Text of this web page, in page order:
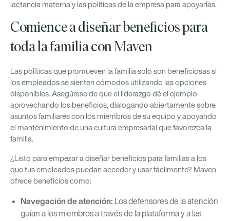
lactancia materna y las políticas de la empresa para apoyarlas.
Comience a diseñar beneficios para
toda la familia con Maven
Las políticas que promueven la familia solo son beneficiosas si
los empleados se sienten cómodos utilizando las opciones
disponibles. Asegúrese de que el liderazgo dé el ejemplo
aprovechando los beneficios, dialogando abiertamente sobre
asuntos familiares con los miembros de su equipo y apoyando
el mantenimiento de una cultura empresarial que favorezca la
familia.
¿Listo para empezar a diseñar beneficios para familias a los
que tus empleados puedan acceder y usar fácilmente? Maven
ofrece beneficios como:
Navegación de atención: Los defensores de la atención
guían a los miembros a través de la plataforma y a las